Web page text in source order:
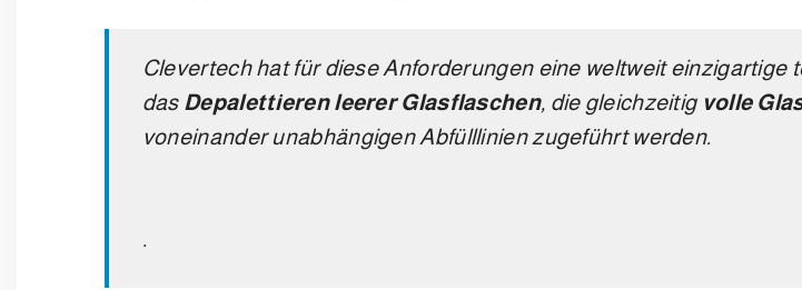
Clevertech hat für diese Anforderungen eine weltweit einzigartige
das Depalettieren leerer Glasflaschen, die gleichzeitig volle
voneinander unabhängigen Abfülllinien zugeführt werden.
.